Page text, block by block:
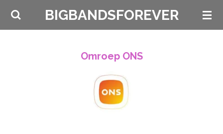
Ga
BIGBANDSFOREVER
Omroep ONS